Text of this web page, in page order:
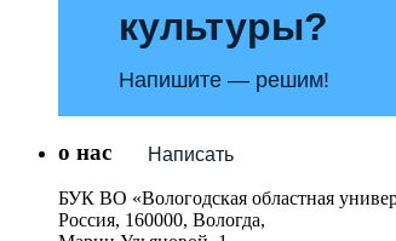
культуры?
Напишите — решим!
Написать
о нас
БУК ВО «Вологодская областная
Россия, 160000, Вологда,